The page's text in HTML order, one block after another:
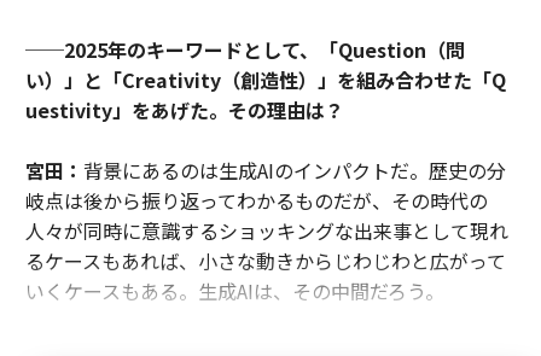
──2025年のキーワードとして、「Question（問
い）」と「Creativity（創造性）」を組み合わせた「Q
uestivity」をあげた。その理由は？
宮田： 背景にあるのは生成AIのインパクトだ。歴史の分
岐点は後から振り返ってわかるものだが、その時代の
人々が同時に意識するショッキングな出来事として現れ
るケースもあれば、小さな動きからじわじわと広がって
いくケースもある。生成AIは、その中間だろう。